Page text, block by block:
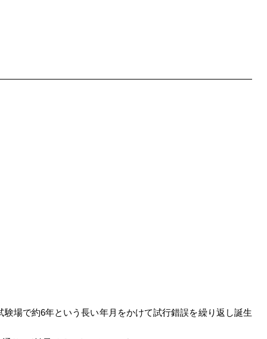
場で約6年という長い年月をかけて試行錯誤を繰り返し誕生